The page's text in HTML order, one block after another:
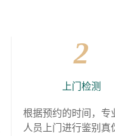
2
上门检测
根据预约的时间，专
人员上门进行鉴别真